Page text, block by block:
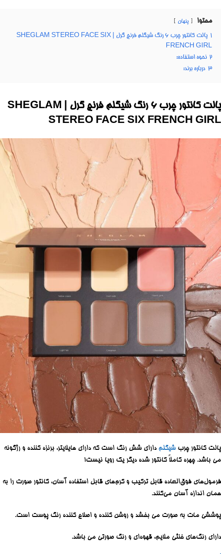
محتوا پنهان
1
پالت کانتور چرب 6 رنگ شیگلم فرنچ گرل | SHEGLAM STEREO FACE SIX
FRENCH GIRL
2 نحوه استفاده:
3 درباره برند:
پالت کانتور چرب 6 رنگ شیگلم فرنچ گرل | SHEGLAM
STEREO FACE SIX FRENCH GIRL
پالت کانتور چرب شیگلم دارای شش رنگ است که دارای هایلایتر، برنزه کننده و رژگونه
می باشد. چهره کاملاً کانتور شده دیگر یک رویا نیست!
فرمول‌های فوق‌العاده قابل ترکیب و کرم‌های قابل استفاده آسان، کانتور صورت را به
همان اندازه آسان می‌کنند.
پوششی مات به صورت می بخشد و روشن کننده و اصلاح کننده رنگ پوست است.
دارای رنگ‌های خنثی ملایم، قهوه‌ای و رنگ صورتی می باشد.